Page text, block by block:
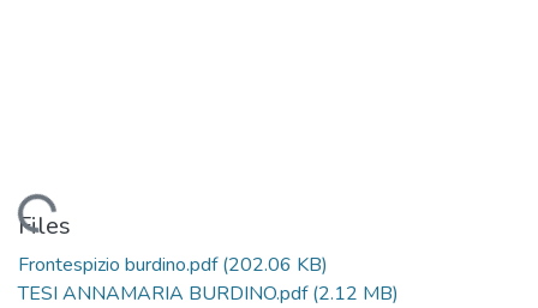
Loading...
Files
Frontespizio burdino.pdf(202.06 KB)
TESI ANNAMARIA BURDINO.pdf(2.12 MB)